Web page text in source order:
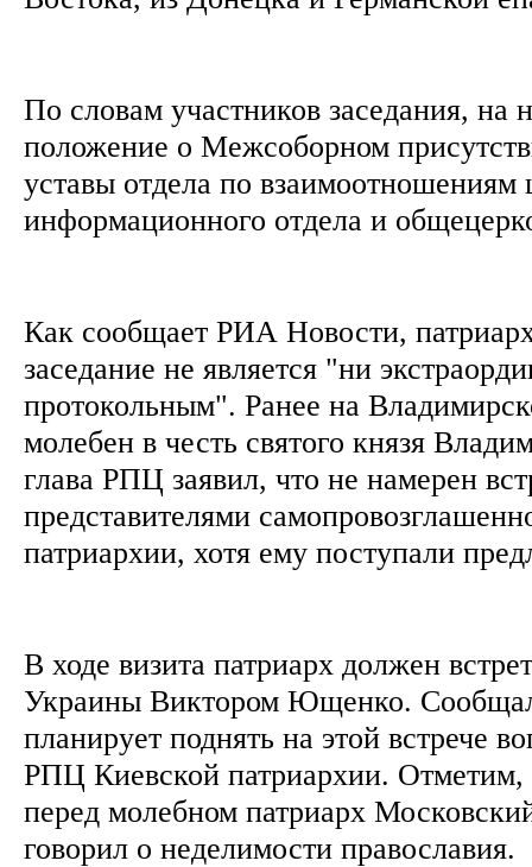
По словам участников заседания, на
положение о Межсоборном
уставы отдела по взаимоотношениям
информационного отдела и
Как сообщает РИА Новости,
заседание не является "ни
протокольным". Ранее на
молебен в честь святого князя
глава РПЦ заявил, что не намерен
представителями
патриархии, хотя ему поступали
В ходе визита патриарх должен
Украины Виктором Ющенко.
планирует поднять на этой встрече
РПЦ Киевской патриархии. Отметим,
перед молебном патриарх
говорил о неделимости православия.